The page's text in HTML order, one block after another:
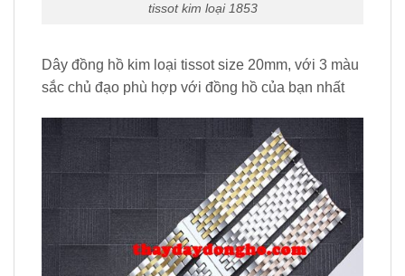
tissot kim loại 1853
Dây đồng hồ kim loại tissot size 20mm, với 3 màu
sắc chủ đạo phù hợp với đồng hồ của bạn nhất